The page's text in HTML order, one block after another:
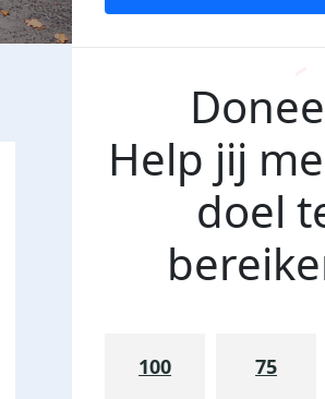
Help jij
doel
100 75